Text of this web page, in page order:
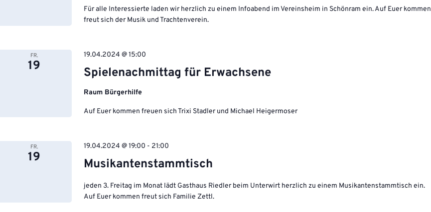
Für alle Interessierte laden wir herzlich zu einem Infoabend im Vereinsheim in Schönram ein. Auf Euer kommen
freut sich der Musik und Trachtenverein.
FR.
19 Spielenachmittag für Erwachsene
19.04.2024 @ 15:00
Raum Bürgerhilfe
Auf Euer kommen freuen sich Trixi Stadler und Michael Heigermoser
FR.
19 Musikantenstammtisch
19.04.2024 @ 19:00 - 21:00
jeden 3. Freitag im Monat lädt Gasthaus Riedler beim Unterwirt herzlich zu einem Musikantenstammtisch ein.
Auf Euer kommen freut sich Familie Zettl.